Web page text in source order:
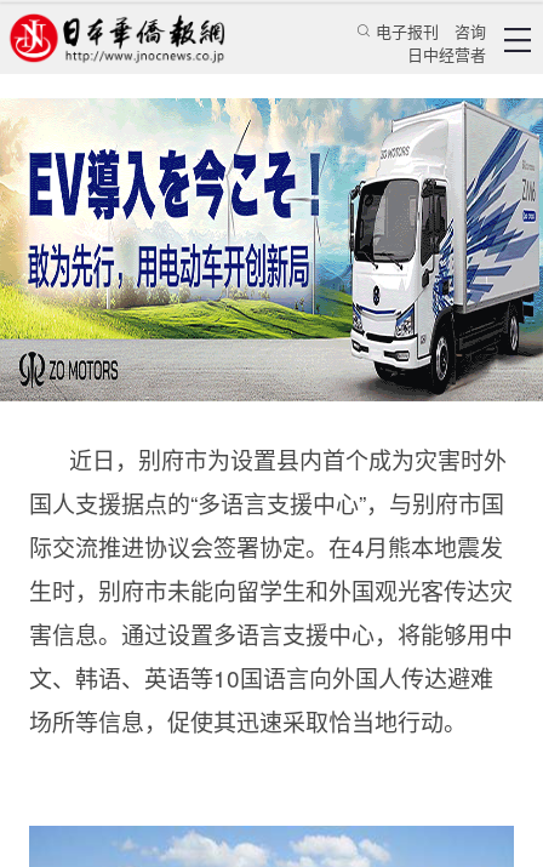
电子报刊
咨询
日中经营者
日别府市设灾害时支援外国人据点 能用中文传达
信息
郭桂玲 华人新闻 经贸活动
日本华侨报网 2016/11/24 11:23:10
近日，别府市为设置县内首个成为灾害时外
国人支援据点的“多语言支援中心”，与别府市国
际交流推进协议会签署协定。在4月熊本地震发
生时，别府市未能向留学生和外国观光客传达灾
害信息。通过设置多语言支援中心，将能够用中
文、韩语、英语等10国语言向外国人传达避难
场所等信息，促使其迅速采取恰当地行动。